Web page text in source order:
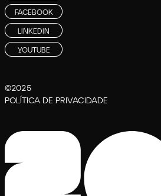
FACEBOOK
LINKEDIN
YOUTUBE
©2025
POLÍTICA DE PRIVACIDADE